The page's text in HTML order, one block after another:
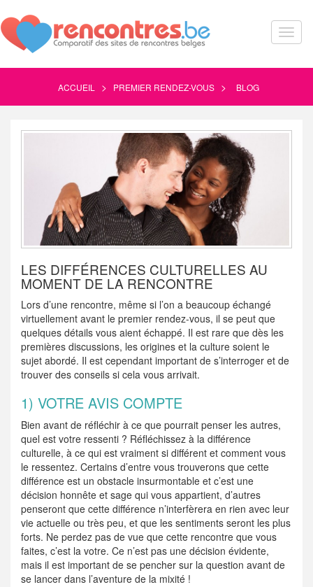
ACCUEIL > PREMIER RENDEZ-VOUS > BLOG
LES DIFFÉRENCES CULTURELLES AU
MOMENT DE LA RENCONTRE
Lors d’une rencontre, même si l’on a beaucoup échangé
virtuellement avant le premier rendez-vous, il se peut que
quelques détails vous aient échappé. Il est rare que dès les
premières discussions, les origines et la culture soient le
sujet abordé. Il est cependant important de s’interroger et de
trouver des conseils si cela vous arrivait.
1) VOTRE AVIS COMPTE
Bien avant de réfléchir à ce que pourrait penser les autres,
quel est votre ressenti ? Réfléchissez à la différence
culturelle, à ce qui est vraiment si différent et comment vous
le ressentez. Certains d’entre vous trouverons que cette
différence est un obstacle insurmontable et c’est une
décision honnête et sage qui vous appartient, d’autres
penseront que cette différence n’interfèrera en rien avec leur
vie actuelle ou très peu, et que les sentiments seront les plus
forts. Ne perdez pas de vue que cette rencontre que vous
faites, c’est la votre. Ce n’est pas une décision évidente,
mais il est important de se pencher sur la question avant de
se lancer dans l’aventure de la mixité !